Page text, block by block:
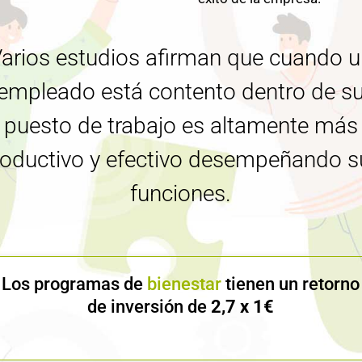
estudios afirman que cuando
está contento dentro de
puesto de trabajo es altamente más
y efectivo desempeñando
funciones.
Los programas de bienestar tienen un retorno
de inversión de2,7 x 1€